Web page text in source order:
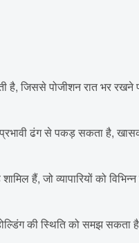
है, जिससे पोजीशन रात भर
ढंग से पकड़ सकता है,
हैं, जो व्यापारियों को विभिन्न
की स्थिति को समझ सकता